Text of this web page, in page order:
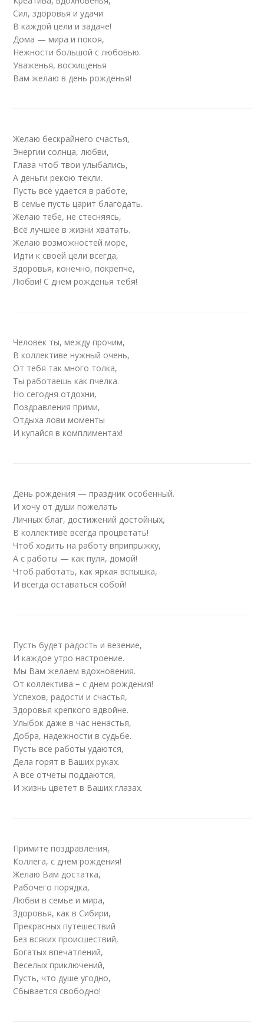
Сил, здоровья и удачи
В каждой цели и задаче!
Дома — мира и покоя,
Нежности большой с любовью.
Уваженья, восхищенья
Вам желаю в день рожденья!
Желаю бескрайнего счастья,
Энергии солнца, любви,
Глаза чтоб твои улыбались,
А деньги рекою текли.
Пусть всё удается в работе,
В семье пусть царит благодать.
Желаю тебе, не стесняясь,
Всё лучшее в жизни хватать.
Желаю возможностей море,
Идти к своей цели всегда,
Здоровья, конечно, покрепче,
Любви! С днем рожденья тебя!
Человек ты, между прочим,
В коллективе нужный очень,
От тебя так много толка,
Ты работаешь как пчелка.
Но сегодня отдохни,
Поздравления прими,
Отдыха лови моменты
И купайся в комплиментах!
День рождения — праздник особенный.
И хочу от души пожелать
Личных благ, достижений достойных,
В коллективе всегда процветать!
Чтоб ходить на работу вприпрыжку,
А с работы — как пуля, домой!
Чтоб работать, как яркая вспышка,
И всегда оставаться собой!
Пусть будет радость и везение,
И каждое утро настроение.
Мы Вам желаем вдохновения.
От коллектива − с днем рождения!
Успехов, радости и счастья,
Здоровья крепкого вдвойне.
Улыбок даже в час ненастья,
Добра, надежности в судьбе.
Пусть все работы удаются,
Дела горят в Ваших руках.
А все отчеты поддаются,
И жизнь цветет в Ваших глазах.
Примите поздравления,
Коллега, с днем рождения!
Желаю Вам достатка,
Рабочего порядка,
Любви в семье и мира,
Здоровья, как в Сибири,
Прекрасных путешествий
Без всяких происшествий,
Богатых впечатлений,
Веселых приключений,
Пусть, что душе угодно,
Сбывается свободно!